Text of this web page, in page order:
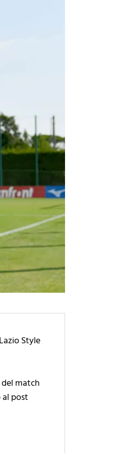
Style
match
post